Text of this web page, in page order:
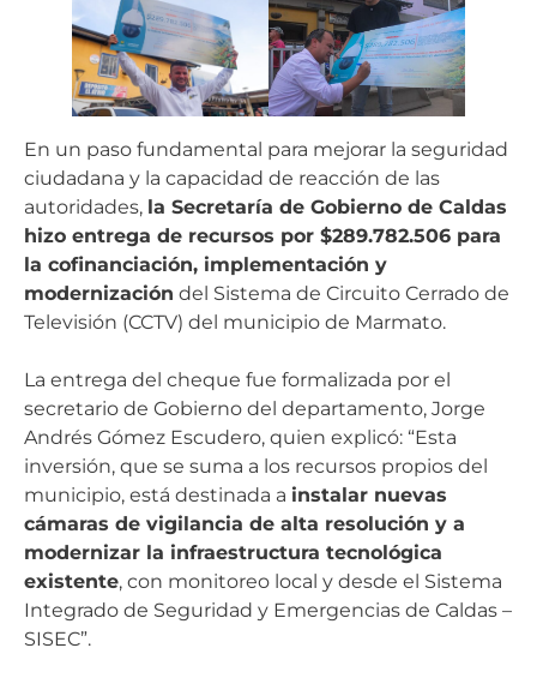
En un paso fundamental para mejorar la seguridad
ciudadana y la capacidad de reacción de las
autoridades, la Secretaría de Gobierno de Caldas
hizo entrega de recursos por $289.782.506 para
la cofinanciación, implementación y
modernización del Sistema de Circuito Cerrado de
Televisión (CCTV) del municipio de Marmato.
La entrega del cheque fue formalizada por el
secretario de Gobierno del departamento, Jorge
Andrés Gómez Escudero, quien explicó: “Esta
inversión, que se suma a los recursos propios del
municipio, está destinada a instalar nuevas
cámaras de vigilancia de alta resolución y a
modernizar la infraestructura tecnológica
existente, con monitoreo local y desde el Sistema
Integrado de Seguridad y Emergencias de Caldas –
SISEC”.